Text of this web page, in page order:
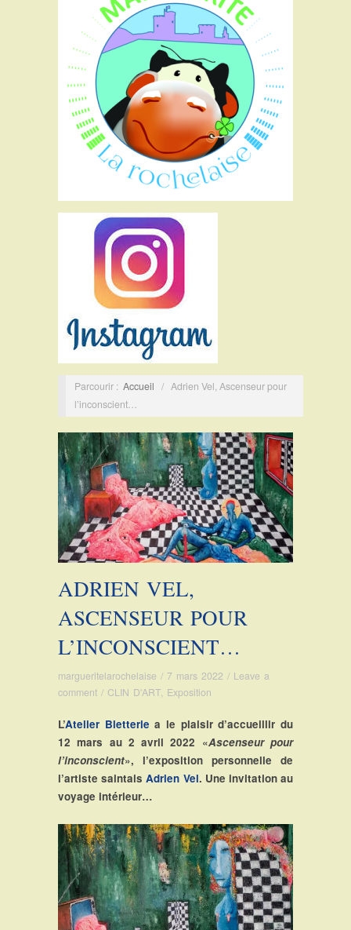
Parcourir : Accueil / Adrien Vel, Ascenseur pour
l’inconscient…
ADRIEN VEL,
ASCENSEUR POUR
L’INCONSCIENT…
margueritelarochelaise / 7 mars 2022 / Leave a
comment / CLIN D'ART, Exposition
L’Atelier Bletterie a le plaisir d’accueillir du
12 mars au 2 avril 2022 «Ascenseur pour
l’inconscient», l’exposition personnelle de
l’artiste saintaisAdrien Vel. Une invitation au
voyage intérieur…